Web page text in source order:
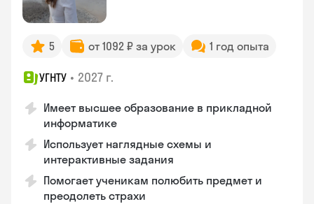
5 от 1092 ₽ за урок 1 год опыта
УГНТУ • 2027 г.
Имеет высшее образование в прикладной
информатике
Использует наглядные схемы и
интерактивные задания
Помогает ученикам полюбить предмет и
преодолеть страхи